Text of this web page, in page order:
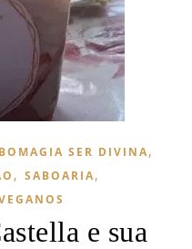
SER DIVINA,
, SABOARIA,
e sua